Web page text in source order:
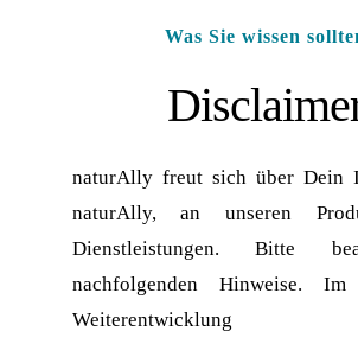
Was Sie wissen
naturAlly freut sich über Dein
naturAlly, an unseren
Dienstleistungen. Bitte
nachfolgenden Hinweise.
Weiterentwicklung